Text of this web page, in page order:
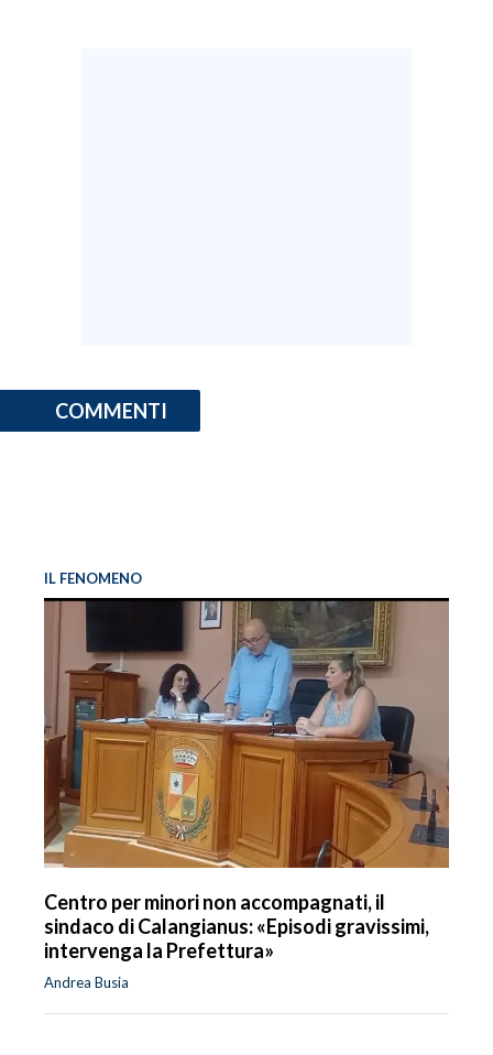
COMMENTI
IL FENOMENO
Centro per minori non accompagnati, il
sindaco di Calangianus: «Episodi gravissimi,
intervenga la Prefettura»
Andrea Busia